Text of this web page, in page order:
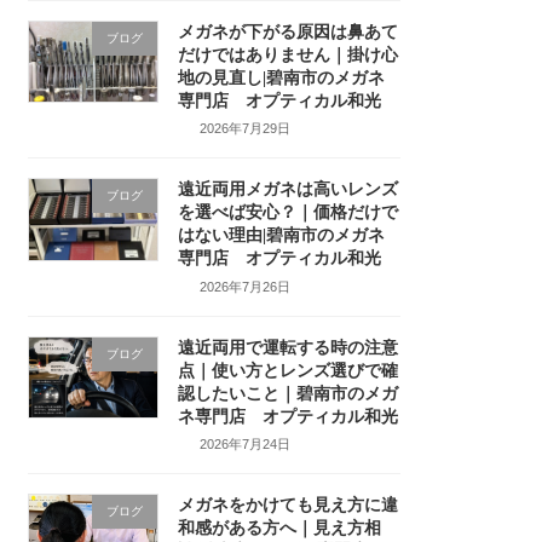
ブログ
メガネが下がる原因は鼻あて
だけではありません｜掛け心
地の見直し|碧南市のメガネ
専門店 オプティカル和光
2026年7月29日
ブログ
遠近両用メガネは高いレンズ
を選べば安心？｜価格だけで
はない理由|碧南市のメガネ
専門店 オプティカル和光
2026年7月26日
ブログ
遠近両用で運転する時の注意
点｜使い方とレンズ選びで確
認したいこと｜碧南市のメガ
ネ専門店 オプティカル和光
2026年7月24日
ブログ
メガネをかけても見え方に違
和感がある方へ｜見え方相